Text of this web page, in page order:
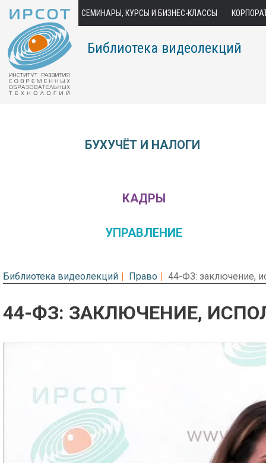
СЕМИНАРЫ, КУРСЫ И БИЗНЕС-КЛАССЫ
Библиотека видеолекций
БУХУЧЁТ И НАЛОГИ
КАДРЫ
УПРАВЛЕНИЕ
Библиотека видеолекций Право 44-ФЗ: заключение,
44-ФЗ: ЗАКЛЮЧЕНИЕ,
Предварительный просмотр.